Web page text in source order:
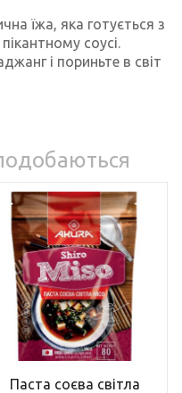
їжа, яка готується з
соусі.
і пориньте в світ
Паста соєва світла